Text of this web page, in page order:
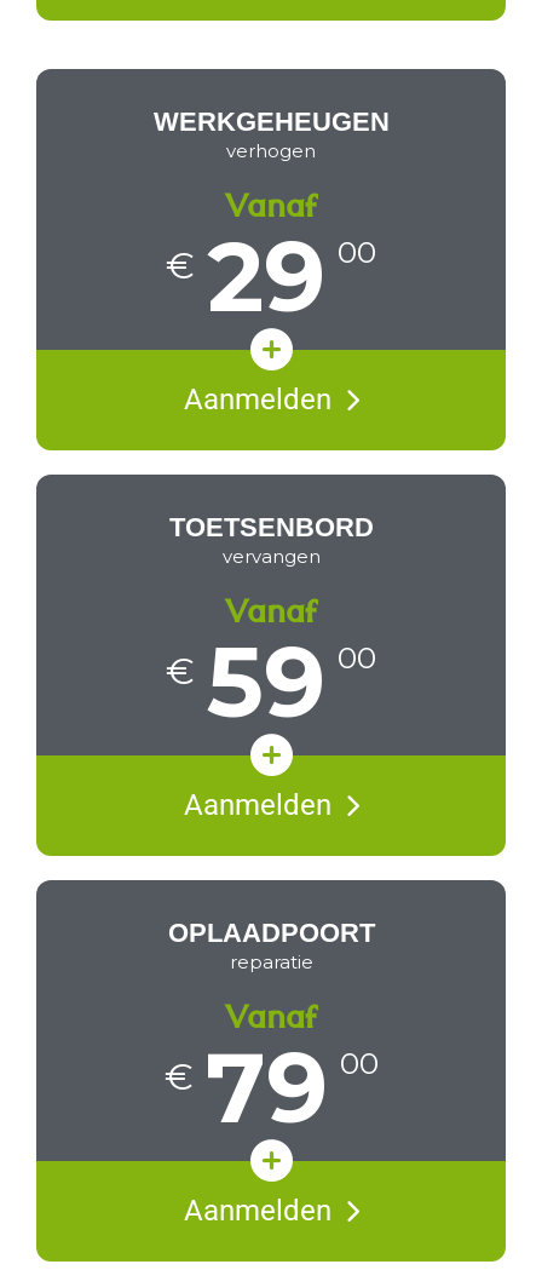
Hoogste kwaliteit schermen
WERKGEHEUGEN
verhogen
Vanaf
€ 29 00
Compatibiliteitscheck
Aanmelden
TOETSENBORD
vervangen
Vanaf
€ 59 00
Keuze uit origineel of A+
Aanmelden
OPLAADPOORT
reparatie
Vanaf
€ 79 00
Vakkundige reparatie
Aanmelden